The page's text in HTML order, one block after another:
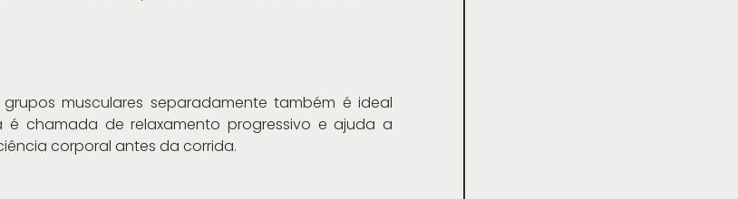
musculares separadamente também é ideal
chamada de relaxamento progressivo e ajuda a
corporal antes da corrida.